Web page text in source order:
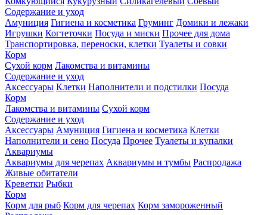
Содержание и уход
Амуниция Гигиена и косметика Груминг Домики и лежаки
Игрушки Когтеточки Посуда и миски Прочее для дома
Транспортировка, переноски, клетки Туалеты и совки
Корм
Сухой корм Лакомства и витамины
Содержание и уход
Аксессуары Клетки Наполнители и подстилки Посуда
Корм
Лакомства и витамины Сухой корм
Содержание и уход
Аксессуары Амуниция Гигиена и косметика Клетки
Наполнители и сено Посуда Прочее Туалеты и купалки
Аквариумы
Аквариумы для черепах Аквариумы и тумбы Распродажа
Живые обитатели
Креветки Рыбки
Корм
Корм для рыб Корм для черепах Корм замороженный